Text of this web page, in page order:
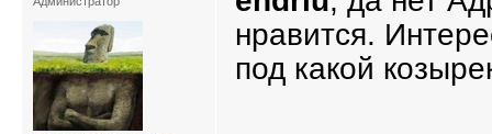
нравится.
под какой